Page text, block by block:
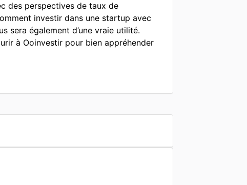
des perspectives de taux de
investir dans une startup avec
sera également d’une vraie utilité.
à Ooinvestir pour bien appréhender